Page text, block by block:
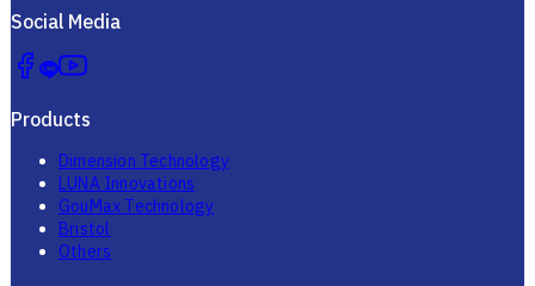
Social Media
Products
Dimension Technology
LUNA Innovations
GouMax Technology
Bristol
Others